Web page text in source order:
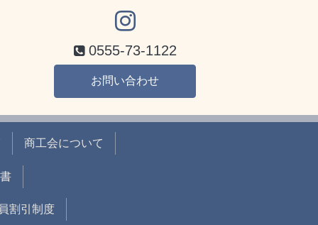
0555-73-1122
お問い合わせ
商工会について
割引制度